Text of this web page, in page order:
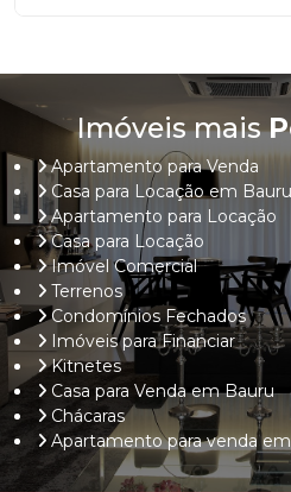
Imóveis mais
Apartamento para Venda
Casa para Locação em Bauru
Apartamento para Locação
Casa para Locação
Imóvel Comercial
Terrenos
Condomínios Fechados
Imóveis para Financiar
Kitnetes
Casa para Venda em Bauru
Chácaras
Apartamento para venda